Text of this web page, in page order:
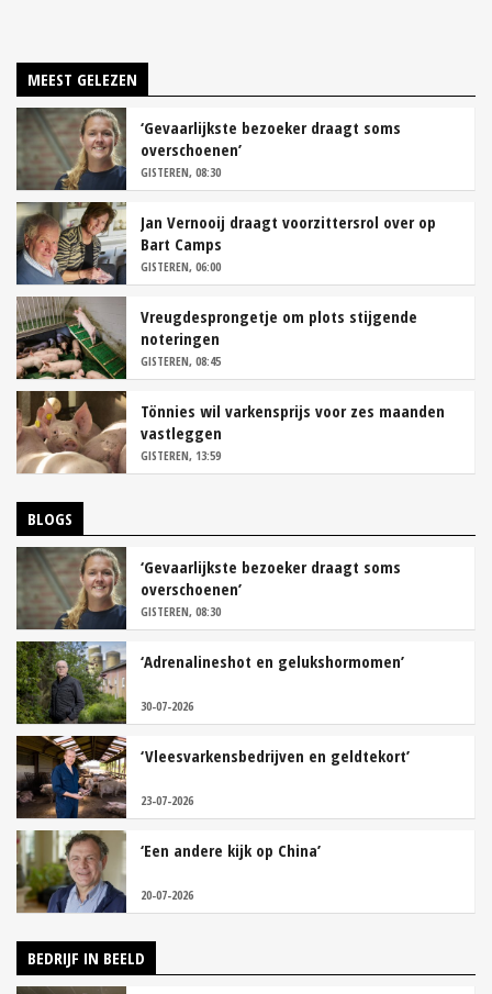
MEEST GELEZEN
‘Gevaarlijkste bezoeker draagt soms
overschoenen’
GISTEREN, 08:30
Jan Vernooij draagt voorzittersrol over op
Bart Camps
GISTEREN, 06:00
Vreugdesprongetje om plots stijgende
noteringen
GISTEREN, 08:45
Tönnies wil varkensprijs voor zes maanden
vastleggen
GISTEREN, 13:59
BLOGS
‘Gevaarlijkste bezoeker draagt soms
overschoenen’
GISTEREN, 08:30
‘Adrenalineshot en gelukshormomen’
30-07-2026
‘Vleesvarkensbedrijven en geldtekort’
23-07-2026
‘Een andere kijk op China’
20-07-2026
BEDRIJF IN BEELD